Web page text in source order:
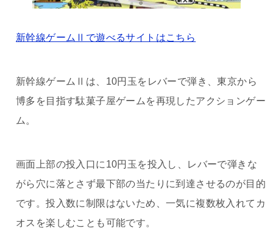
新幹線ゲームⅡで遊べるサイトはこちら
新幹線ゲームⅡは、10円玉をレバーで弾き、東京から
博多を目指す駄菓子屋ゲームを再現したアクションゲー
ム。
画面上部の投入口に10円玉を投入し、レバーで弾きな
がら穴に落とさず最下部の当たりに到達させるのが目的
です。投入数に制限はないため、一気に複数枚入れてカ
オスを楽しむことも可能です。